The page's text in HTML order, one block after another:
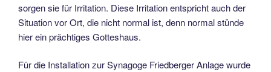
sorgen sie für Irritation. Diese Irritation entspricht auch der
Situation vor Ort, die nicht normal ist, denn normal stünde
hier ein prächtiges Gotteshaus.
Für die Installation zur Synagoge Friedberger Anlage wurde